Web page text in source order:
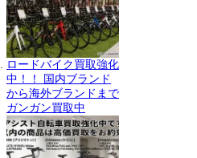
ロードバイク買取強化
中！！ 国内ブランド
から海外ブランドまで
ガンガン買取中